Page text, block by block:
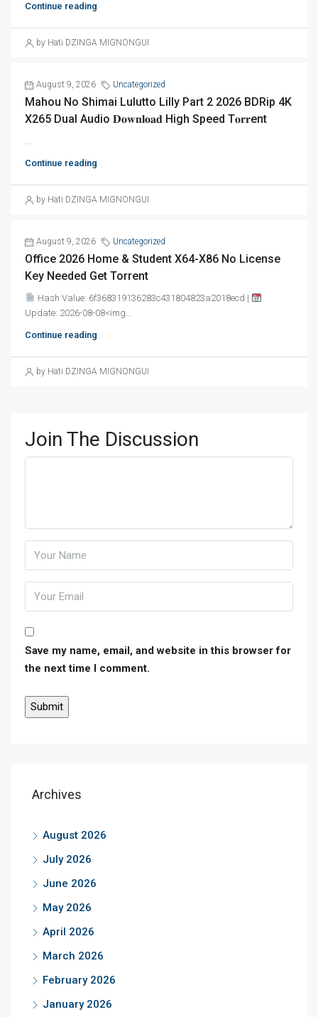
Continue reading
by Hati DZINGA MIGNONGUI
August 9, 2026 Uncategorized
Mahou No Shimai Lulutto Lilly Part 2 2026 BDRip 4K
X265 Dual Audio 𝐃𝐨𝐰𝐧𝐥𝐨𝐚𝐝 High Speed T𝐨𝐫𝐫ent
...
Continue reading
by Hati DZINGA MIGNONGUI
August 9, 2026 Uncategorized
Office 2026 Home & Student X64-X86 No License
Key Needed Gеt Torrent
Hash Value: 6f368319136283c431804823a2018ecd |
Update: 2026-08-08<img...
Continue reading
by Hati DZINGA MIGNONGUI
Join The Discussion
Save my name, email, and website in this browser for
the next time I comment.
Archives
August 2026
July 2026
June 2026
May 2026
April 2026
March 2026
February 2026
January 2026